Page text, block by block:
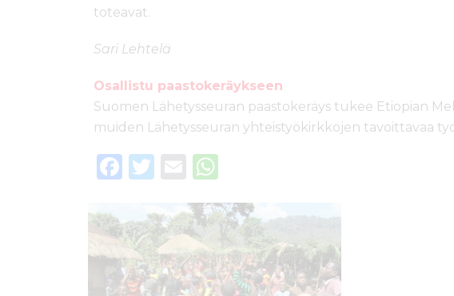
toteavat.
Sari Lehtelä
Osallistu paastokeräykseen
Suomen Lähetysseuran paastokeräys tukee Etiopian
muiden Lähetysseuran yhteistyökirkkojen tavoittavaa
F
c
e
b
T
it
te
r
E
ai
l
a
ts
A